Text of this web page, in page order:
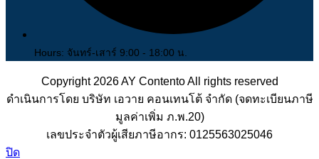
Hours: จันทร์-เสาร์ 9:00 - 18:00 น.
Copyright 2026AY Contento All rights reserved
ดำเนินการโดย บริษัท เอวาย คอนเทนโต้ จำกัด (จดทะเบียนภาษี
มูลค่าเพิ่ม ภ.พ.20)
เลขประจำตัวผู้เสียภาษีอากร: 0125563025046
ปิด